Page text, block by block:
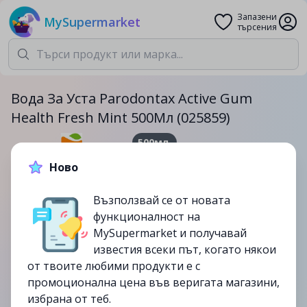
MySupermarket
Запазени
търсения
Вода За Уста Parodontax Active Gum
Health Fresh Mint 500Мл (025859)
500мл.
10.79лв.11.99лв.
-10%
12/10
Ново
Възползвай се от новата
функционалност на
MySupermarket и получавай
известия всеки път, когато някои
от твоите любими продукти е с
промоционална цена във веригата магазини,
избрана от теб.